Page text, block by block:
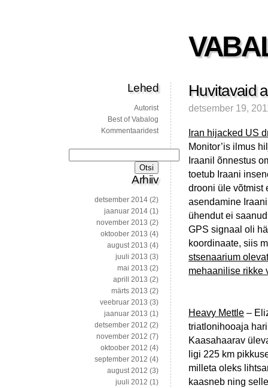
Huvitavaid
detsember 19,
Iran hijacked US
Monitor’is ilmus
Iraanil õnnestus
toetub Iraani
drooni üle võtmist
asendamine
ühendut ei
GPS signaal oli
koordinaate, siis
stsenaarium
mehaanilise rikke
Heavy Mettle –
triatlonihooaja
Kaasahaarav
ligi 225 km
milleta oleks
kaasneb ning
Lehed
Autorist
Best of Vabalog
Kommentaaridest
Arhiiv
detsember 2014 (2)
jaanuar 2014 (1)
november 2013 (2)
oktoober 2013 (4)
august 2013 (4)
juuli 2013 (3)
mai 2013 (2)
aprill 2013 (2)
märts 2013 (2)
veebruar 2013 (3)
jaanuar 2013 (1)
detsember 2012 (2)
november 2012 (7)
oktoober 2012 (4)
september 2012 (4)
august 2012 (3)
juuli 2012 (1)